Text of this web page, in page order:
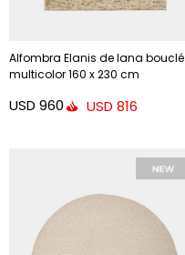
Alfombra Elanis de lana bouclé
multicolor 160 x 230 cm
USD 960 USD 816